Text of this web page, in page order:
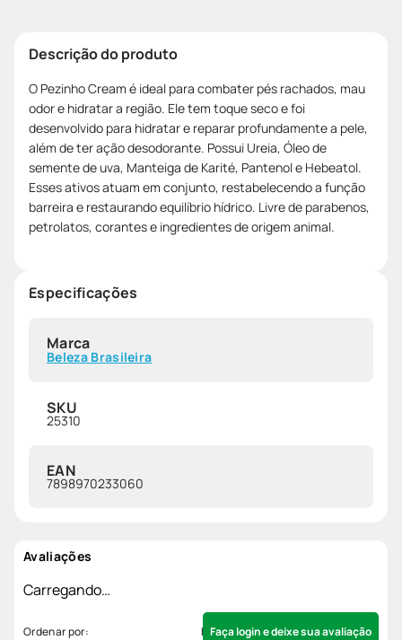
Descrição do produto
O Pezinho Cream é ideal para combater pés rachados, mau
odor e hidratar a região. Ele tem toque seco e foi
desenvolvido para hidratar e reparar profundamente a pele,
além de ter ação desodorante. Possui Ureia, Óleo de
semente de uva, Manteiga de Karité, Pantenol e Hebeatol.
Esses ativos atuam em conjunto, restabelecendo a função
barreira e restaurando equilíbrio hídrico. Livre de parabenos,
petrolatos, corantes e ingredientes de origem animal.
Especificações
Marca
Beleza Brasileira
SKU
25310
EAN
7898970233060
Avaliações
Carregando…
Faça login e deixe sua avaliação